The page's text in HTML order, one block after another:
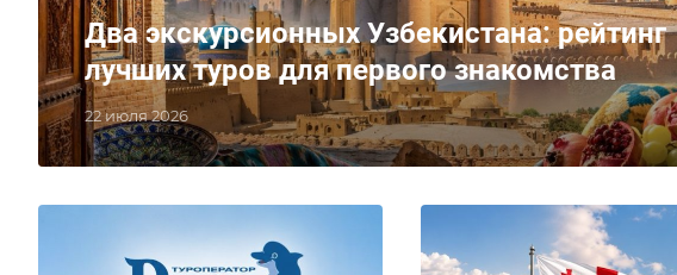
22 июля 2026
Два экскурсионных Узбекистана: рейтинг
лучших туров для первого знакомства